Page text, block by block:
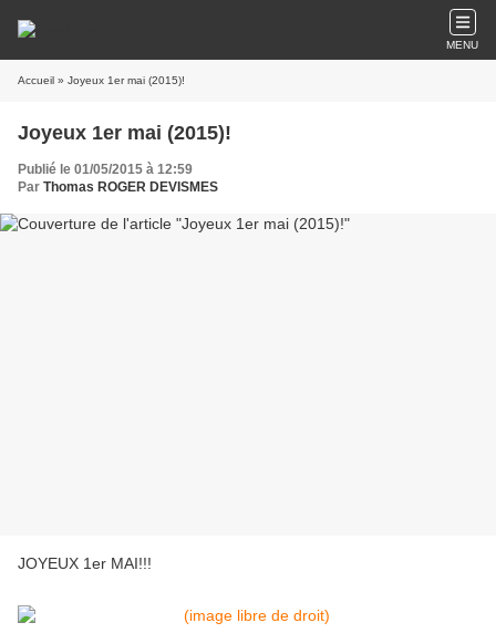
MENU
Accueil » Joyeux 1er mai (2015)!
Joyeux 1er mai (2015)!
Publié le 01/05/2015 à 12:59
Par Thomas ROGER DEVISMES
JOYEUX 1er MAI!!!